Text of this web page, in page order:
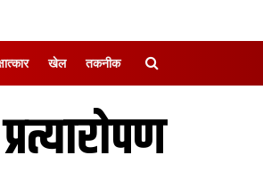
खेल तकनीक